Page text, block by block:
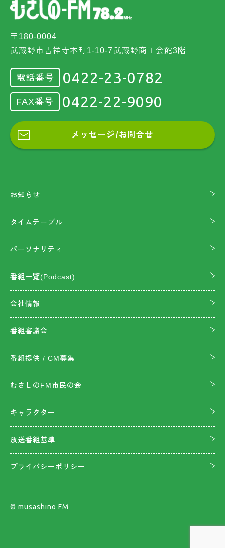
〒180-0004
武蔵野市吉祥寺本町1-10-7武蔵野商工会館3階
電話番号 0422-23-0782
FAX番号 0422-22-9090
メッセージ/お問合せ
お知らせ
タイムテーブル
パーソナリティ
番組一覧(Podcast)
会社情報
番組審議会
番組提供 / CM募集
むさしのFM市民の会
キャラクター
放送番組基準
プライバシーポリシー
©︎ musashino FM